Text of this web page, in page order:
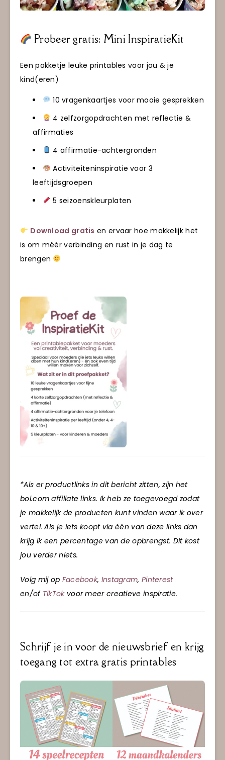
Probeer gratis: Mini InspiratieKit
Een pakketje leuke printables voor jou & je
kind(eren)
10 vragenkaartjes voor mooie gesprekken
4 zelfzorgopdrachten met reflectie &
affirmaties
4 affirmatie-achtergronden
Activiteiteninspiratie voor 3
leeftijdsgroepen
5 seizoenskleurplaten
Download gratis en ervaar hoe makkelijk het
is om méér verbinding en rust in je dag te
brengen
*Als er productlinks in dit bericht zitten, zijn het
bol.com affiliate links. Ik heb ze toegevoegd zodat
je makkelijk de producten kunt vinden waar ik over
vertel. Als je iets koopt via één van deze links dan
krijg ik een percentage van de opbrengst. Dit kost
jou verder niets.
Volg mij op Facebook, Instagram, Pinterest
en/of TikTokvoor meer creatieve inspiratie.
Schrijf je in voor de nieuwsbrief en krijg
toegang tot extra gratis printables